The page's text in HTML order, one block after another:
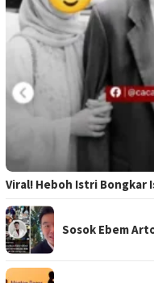
Viral! Heboh Istri Bongkar
Sosok Ebem